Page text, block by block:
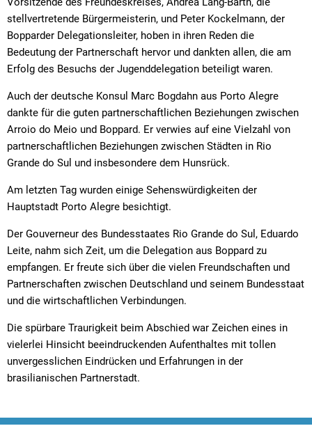
stellvertretende Bürgermeisterin, und Peter Kockelmann, der
Bopparder Delegationsleiter, hoben in ihren Reden die
Bedeutung der Partnerschaft hervor und dankten allen, die am
Erfolg des Besuchs der Jugenddelegation beteiligt waren.
Auch der deutsche Konsul Marc Bogdahn aus Porto Alegre
dankte für die guten partnerschaftlichen Beziehungen zwischen
Arroio do Meio und Boppard. Er verwies auf eine Vielzahl von
partnerschaftlichen Beziehungen zwischen Städten in Rio
Grande do Sul und insbesondere dem Hunsrück.
Am letzten Tag wurden einige Sehenswürdigkeiten der
Hauptstadt Porto Alegre besichtigt.
Der Gouverneur des Bundesstaates Rio Grande do Sul, Eduardo
Leite, nahm sich Zeit, um die Delegation aus Boppard zu
empfangen. Er freute sich über die vielen Freundschaften und
Partnerschaften zwischen Deutschland und seinem Bundesstaat
und die wirtschaftlichen Verbindungen.
Die spürbare Traurigkeit beim Abschied war Zeichen eines in
vielerlei Hinsicht beeindruckenden Aufenthaltes mit tollen
unvergesslichen Eindrücken und Erfahrungen in der
brasilianischen Partnerstadt.